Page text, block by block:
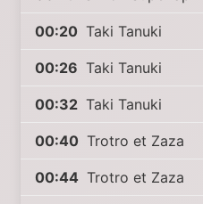
00:20 Taki Tanuki
00:26 Taki Tanuki
00:32 Taki Tanuki
00:40 Trotro et Zaza
00:44 Trotro et Zaza